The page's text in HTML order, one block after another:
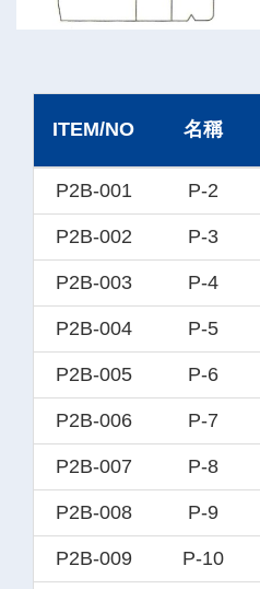
ITEM/NO 名稱
P2B-001 P-2
P2B-002 P-3
P2B-003 P-4
P2B-004 P-5
P2B-005 P-6
P2B-006 P-7
P2B-007 P-8
P2B-008 P-9
P2B-009 P-10